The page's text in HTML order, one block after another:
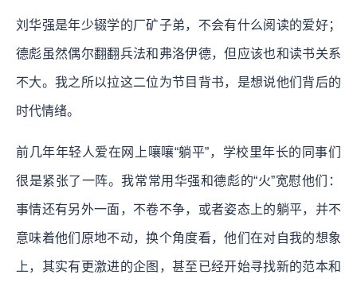
刘华强是年少辍学的厂矿子弟，不会有什么阅读的爱好；
德彪虽然偶尔翻翻兵法和弗洛伊德，但应该也和读书关系
不大。我之所以拉这二位为节目背书，是想说他们背后的
时代情绪。
前几年年轻人爱在网上嚷嚷“躺平”，学校里年长的同事们
很是紧张了一阵。我常常用华强和德彪的“火”宽慰他们：
事情还有另外一面，不卷不争，或者姿态上的躺平，并不
意味着他们原地不动，换个角度看，他们在对自我的想象
上，其实有更激进的企图，甚至已经开始寻找新的范本和